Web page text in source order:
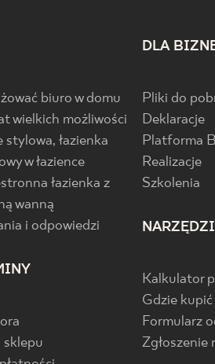
biuro w domu
wielkich możliwości
stylowa, łazienka
w łazience
łazienka z
wanną
i odpowiedzi
sklepu
DLA
Pliki do
Deklaracje
Platforma
Realizacje
Szkolenia
Kalkulator
Gdzie kupić
Formularz
Zgłoszenie